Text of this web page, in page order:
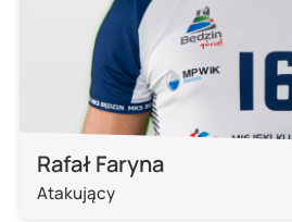
Rafał Faryna
Atakujący